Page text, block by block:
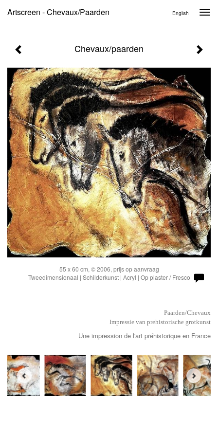
Artscreen - Chevaux/paarden English
Chevaux/paarden
55 x 60 cm, © 2006, prijs op aanvraag
Tweedimensionaal | Schilderkunst | Acryl | Op plaster / Fresco
Paarden/Chevaux
Impressie van prehistorische grotkunst
Une impression de l'art préhistorique en France